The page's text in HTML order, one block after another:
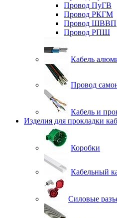
Провод ПуГВ
Провод РКГМ
Провод ШВВП
Провод РПШ
Кабель
Провод
Кабель и
Изделия для прокладки
Коробки
Кабельный
Силовые